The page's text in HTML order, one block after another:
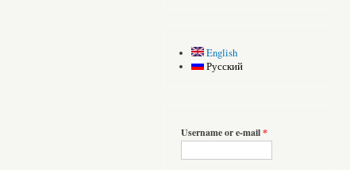
English
Русский
Username or e-mail*